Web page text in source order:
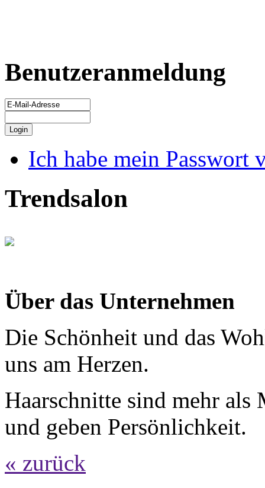
Benutzeranmeldung
Ich habe mein Passwort
Trendsalon
Über das Unternehmen
Die Schönheit und das
uns am Herzen.
Haarschnitte sind mehr als
und geben Persönlichkeit.
« zurück